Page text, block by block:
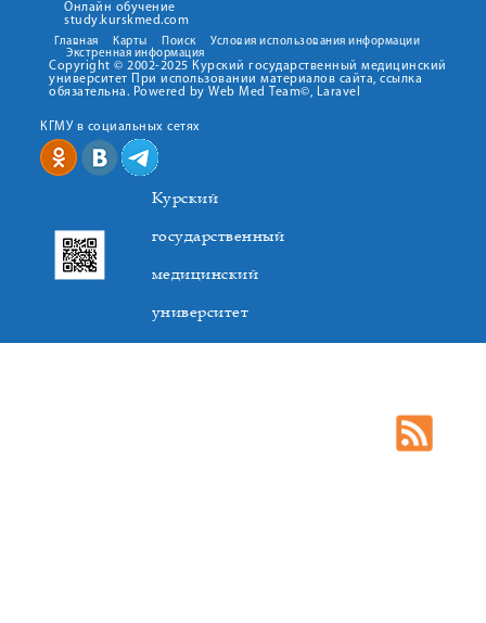
Онлайн обучение
study.kurskmed.com
Главная Карты Поиск
Условия использования информации
Экстренная информация
Copyright © 2002-2025 Курский государственный медицинский
университет При использовании материалов сайта, ссылка
обязательна. Powered by Web Med Team©, Laravel
КГМУ в социальных сетях
Курский
государственный
медицинский
университет